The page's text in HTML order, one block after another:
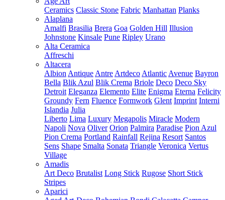
Ceramics Classic Stone Fabric Manhattan Planks
Alaplana
Amalfi Brasilia Brera Goa Golden Hill Illusion
Johnstone Kinsale Pune Ripley Urano
Alta Ceramica
Affreschi
Altacera
Albion Antique Antre Artdeco Atlantic Avenue Bayron
Bella Blik Azul Blik Crema Briole Deco Deco Sky
Detroit Eleganza Elemento Elite Enigma Eterna Felicity
Groundy Fern Fluence Formwork Glent Imprint Interni
Islandia Julia
Liberto Lima Luxury Megapolis Miracle Modern
Napoli Nova Oliver Orion Palmira Paradise Pion Azul
Pion Crema Portland Rainfall Rejina Resort Santos
Sens Shape Smalta Sonata Triangle Veronica Vertus
Village
Amadis
Art Deco Brutalist Long Stick Rugose Short Stick
Stripes
Aparici